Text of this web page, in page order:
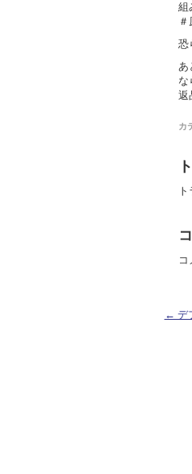
組
恐
あ
な
返
カ
← デ